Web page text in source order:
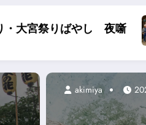
宮ばやしの笛今昔
akimiya